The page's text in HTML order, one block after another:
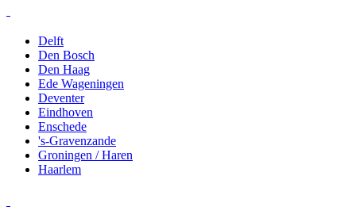
Delft
Den Bosch
Den Haag
Ede Wageningen
Deventer
Eindhoven
Enschede
's-Gravenzande
Groningen / Haren
Haarlem